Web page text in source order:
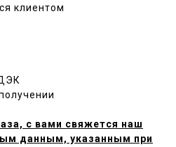
клиентом
с вами свяжется наш
данным, указанным при